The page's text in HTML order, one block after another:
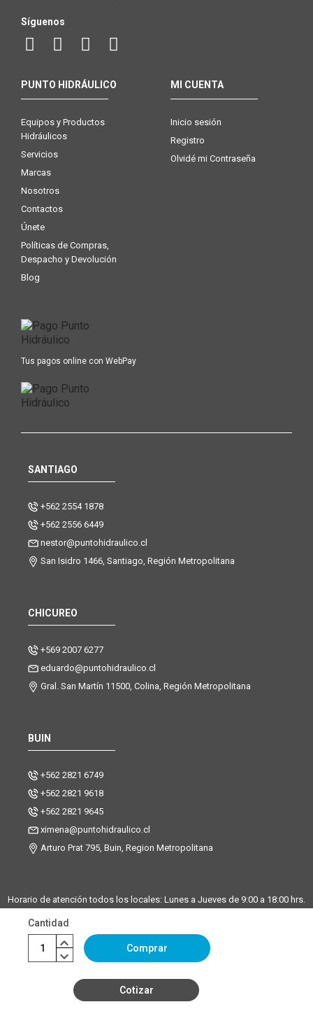
Cantidad
Comprar
Cotizar
Síguenos
PUNTO HIDRÁULICO
Equipos y Productos
Hidráulicos
Servicios
Marcas
Nosotros
Contactos
Únete
Políticas de Compras,
Despacho y Devolución
Blog
MI CUENTA
Inicio sesión
Registro
Olvidé mi Contraseña
Tus pagos online con WebPay
SANTIAGO
+562 2554 1878
+562 2556 6449
nestor@puntohidraulico.cl
San Isidro 1466, Santiago, Región Metropolitana
CHICUREO
+569 2007 6277
eduardo@puntohidraulico.cl
Gral. San Martín 11500, Colina, Región Metropolitana
BUIN
+562 2821 6749
+562 2821 9618
+562 2821 9645
ximena@puntohidraulico.cl
Arturo Prat 795, Buin, Region Metropolitana
Horario de atención todos los locales: Lunes a Jueves de 9:00 a 18:00 hrs.
Desde octubre hasta febrero, trabajamos los sábados de 9:00 a 13:00
horas en la sucursal Buin. La sucursal de Santiago y Chicureo
permanecerá cerrada los sábados.
©Copyright Punto Hidráulico 2026|Mapa del sitio